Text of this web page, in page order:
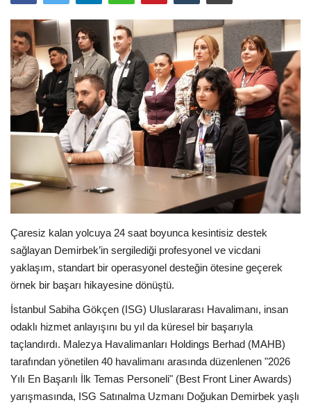
Araştırma - İnceleme
Lezzet Durakları
Röportajlar
Gezi - Yorum
Sizlerden Gelenler
Video Tanıtım
Köşe Yazarları
Galeri
Çaresiz kalan yolcuya 24 saat boyunca kesintisiz destek
sağlayan Demirbek’in sergilediği profesyonel ve vicdani
yaklaşım, standart bir operasyonel desteğin ötesine geçerek
örnek bir başarı hikayesine dönüştü.
İstanbul Sabiha Gökçen (ISG) Uluslararası Havalimanı, insan
odaklı hizmet anlayışını bu yıl da küresel bir başarıyla
taçlandırdı. Malezya Havalimanları Holdings Berhad (MAHB)
tarafından yönetilen 40 havalimanı arasında düzenlenen "2026
Yılı En Başarılı İlk Temas Personeli" (Best Front Liner Awards)
yarışmasında, ISG Satınalma Uzmanı Doğukan Demirbek yaşlı